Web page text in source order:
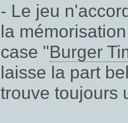
- Le jeu
la
case "Burger
laisse la part
trouve toujours